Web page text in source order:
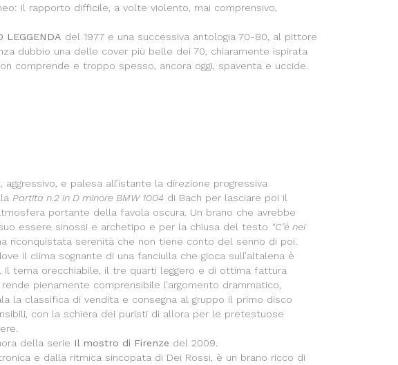
il rapporto difficile, a volte violento, mai comprensivo,
LEGGENDA del 1977 e una successiva antologia 70-80, al pittore
dubbio una delle cover più belle dei 70, chiaramente ispirata
comprende e troppo spesso, ancora oggi, spaventa e uccide.
aggressivo, e palesa all’istante la direzione progressiva
Partita n.2 in D minore BMW 1004 di Bach per lasciare poi il
portante della favola oscura. Un brano che avrebbe
essere sinossi e archetipo e per la chiusa del testo “C’è nei
riconquistata serenità che non tiene conto del senno di poi.
il clima sognante di una fanciulla che gioca sull’altalena è
tema orecchiabile, il tre quarti leggero e di ottima fattura
pienamente comprensibile l’argomento drammatico,
la classifica di vendita e consegna al gruppo il primo disco
con la schiera dei puristi di allora per le pretestuose
della serie Il mostro di Firenze del 2009.
e dalla ritmica sincopata di Dei Rossi, è un brano ricco di